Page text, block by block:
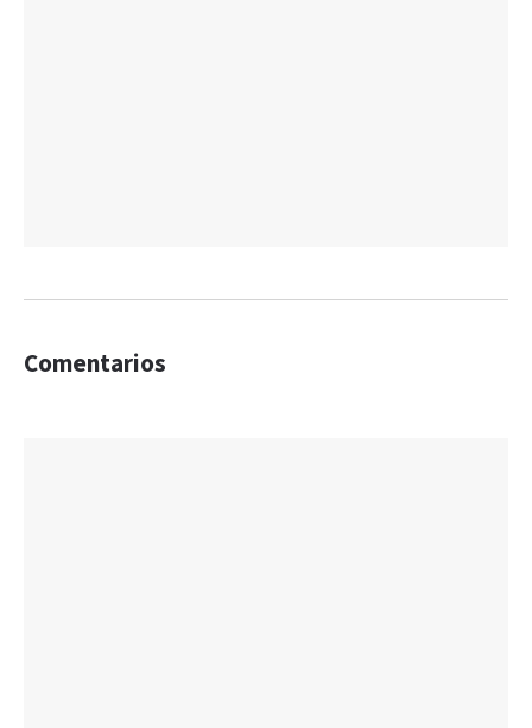
Comentarios